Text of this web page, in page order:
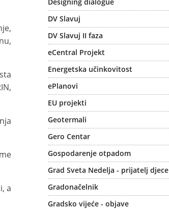
a
DV Slavuj
DV Slavuj II faza
eCentral Projekt
Energetska učinkovitost
ePlanovi
EU projekti
Geotermali
Gero Centar
Gospodarenje otpadom
Grad Sveta Nedelja - prijatelj djece
Gradonačelnik
Gradsko vijeće - objave